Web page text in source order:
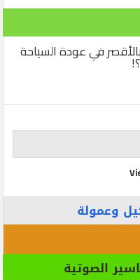
في عودة السياحة
وعمولة
الصوتية